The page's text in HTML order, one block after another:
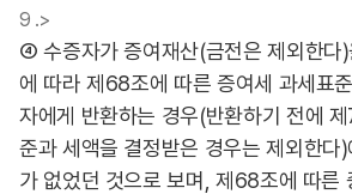
9 .>
④ 수증자가 증여재산(금전은 제외한다)
에 따라 제68조에 따른 증여세 과세표
자에게 반환하는 경우(반환하기 전에
준과 세액을 결정받은 경우는 제외한다
가 없었던 것으로 보며, 제68조에 따른